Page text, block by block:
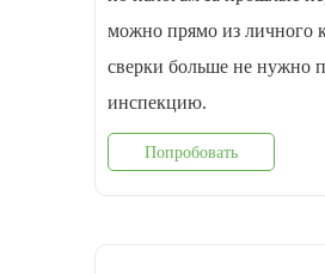
можно прямо из личного
сверки больше не нужно
инспекцию.
Попробовать